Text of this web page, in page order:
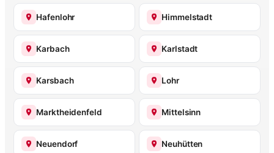
Hafenlohr Himmelstadt
Karbach Karlstadt
Karsbach Lohr
Marktheidenfeld Mittelsinn
Neuendorf Neuhütten